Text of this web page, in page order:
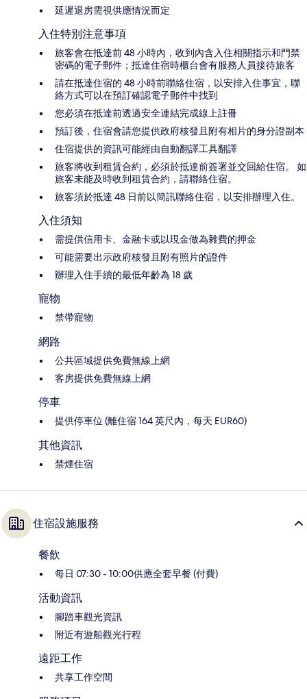
延遲退房需視供應情況而定
入住特別注意事項
旅客會在抵達前 48 小時內，收到內含入住相關指示和門禁
密碼的電子郵件；抵達住宿時櫃台會有服務人員接待旅客
請在抵達住宿的 48 小時前聯絡住宿，以安排入住事宜，聯
絡方式可以在預訂確認電子郵件中找到
您必須在抵達前透過安全連結完成線上註冊
預訂後，住宿會請您提供政府核發且附有相片的身分證副本
住宿提供的資訊可能經由自動翻譯工具翻譯
旅客將收到租賃合約，必須於抵達前簽署並交回給住宿。 如
旅客未能及時收到租賃合約，請聯絡住宿。
旅客須於抵達 48 日前以簡訊聯絡住宿，以安排辦理入住。
入住須知
需提供信用卡、金融卡或以現金做為雜費的押金
可能需要出示政府核發且附有照片的證件
辦理入住手續的最低年齡為 18 歲
寵物
禁帶寵物
網路
公共區域提供免費無線上網
客房提供免費無線上網
停車
提供停車位 (離住宿 164 英尺內，每天 EUR60)
其他資訊
禁煙住宿
住宿設施服務
餐飲
每日 07:30 - 10:00供應全套早餐 (付費)
活動資訊
腳踏車觀光資訊
附近有遊船觀光行程
遠距工作
共享工作空間